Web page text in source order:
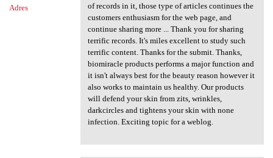
Adres
of records in it, those type of articles continues the
customers enthusiasm for the web page, and
continue sharing more ... Thank you for sharing
terrific records. It's miles excellent to study such
terrific content. Thanks for the submit. Thanks,
biomiracle products performs a major function and
it isn't always best for the beauty reason however it
also works to maintain us healthy. Our products
will defend your skin from zits, wrinkles,
darkcircles and tightens your skin with none
infection. Exciting topic for a weblog.